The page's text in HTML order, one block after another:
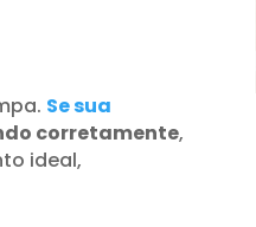
Se sua
corretamente,
ideal,